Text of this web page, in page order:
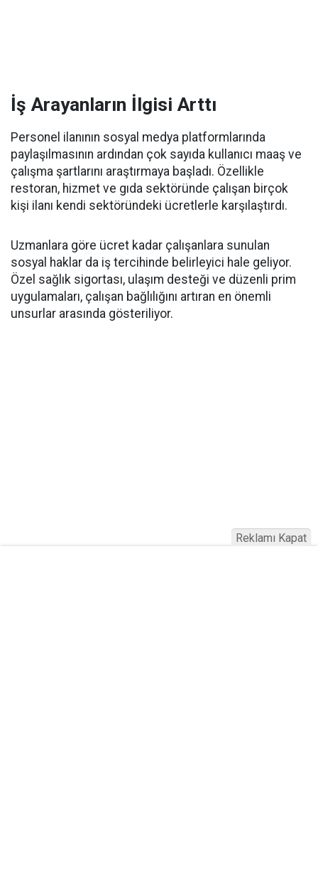
İş Arayanların İlgisi Arttı
Personel ilanının sosyal medya platformlarında
paylaşılmasının ardından çok sayıda kullanıcı maaş ve
çalışma şartlarını araştırmaya başladı. Özellikle
restoran, hizmet ve gıda sektöründe çalışan birçok
kişi ilanı kendi sektöründeki ücretlerle karşılaştırdı.
Uzmanlara göre ücret kadar çalışanlara sunulan
sosyal haklar da iş tercihinde belirleyici hale geliyor.
Özel sağlık sigortası, ulaşım desteği ve düzenli prim
uygulamaları, çalışan bağlılığını artıran en önemli
unsurlar arasında gösteriliyor.
Reklamı Kapat